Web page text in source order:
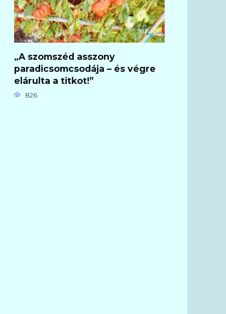
„A szomszéd asszony
paradicsomcsodája – és végre
elárulta a titkot!”
826